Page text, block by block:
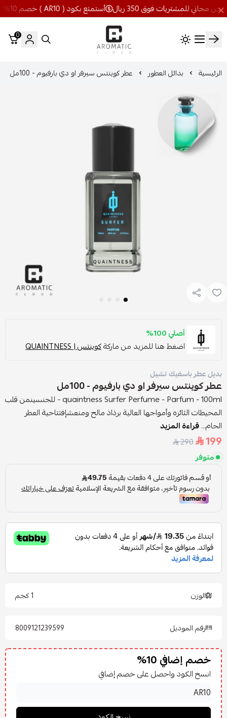
أستمتع بكود ( AR10 ) خصم 10% شحن مجاني للمشتريات فوق 350 ريال
اروماتيك كلاود
0
الرئيسية بدائل العطور عطر كوينتس سيرفر او دي بارفيوم - 100مل
أصلي 100%
اضغط هنا للمزيد من ماركةكوينتس | QUAINTNESS
بديل عطر باسفيك تشيل
عطر كوينتس سيرفر او دي بارفيوم - 100مل
quaintness Surfer Perfume - Parfum - 100ml - للجنسينمن قلب
المحيطات الثائره وأمواجها العالية برذاذ مالح ومنعشإفتتاحية العطر
الحام...قراءة المزيد
199
290
متوفر
الوزن 1 كجم
رقم الموديل 8009121239599
خصم إضافي 10%
انسخ الكود واحصل على خصم إضافي